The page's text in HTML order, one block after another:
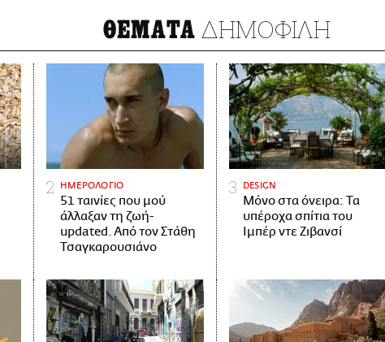
ΘΕΜΑΤΑ ΔΗΜΟΦΙΛΗ
ΗΜΕΡΟΛΟΓΙΟ
51 ταινίες που μού
άλλαξαν τη ζωή-
updated. Aπό τον Στάθη
Τσαγκαρουσιάνο
DESIGN
Μόνο στα όνειρα: Τα
υπέροχα σπίτια του
Ιμπέρ ντε Ζιβανσί